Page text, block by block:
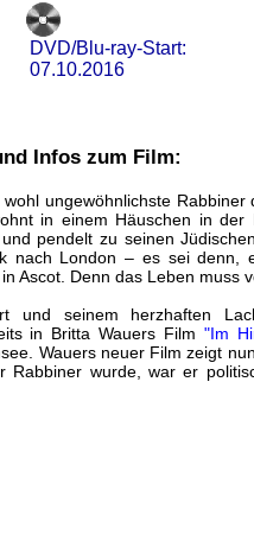
DVD/Blu-ray-Start:
07.10.2016
Infos zum Film:
ungewöhnlichste
in einem Häuschen in
pendelt zu seinen
nach London – es sei
Ascot. Denn das Leben muss
und seinem herzhaften
in Britta Wauers Film"Im
Wauers neuer Film zeigt
Rabbiner wurde, war er